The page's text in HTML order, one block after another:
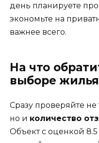
день планируете
экономьте на
важнее всего.
На что
выборе жилья
Сразу проверяйте
но и количество
Объект с оценкой 8.5